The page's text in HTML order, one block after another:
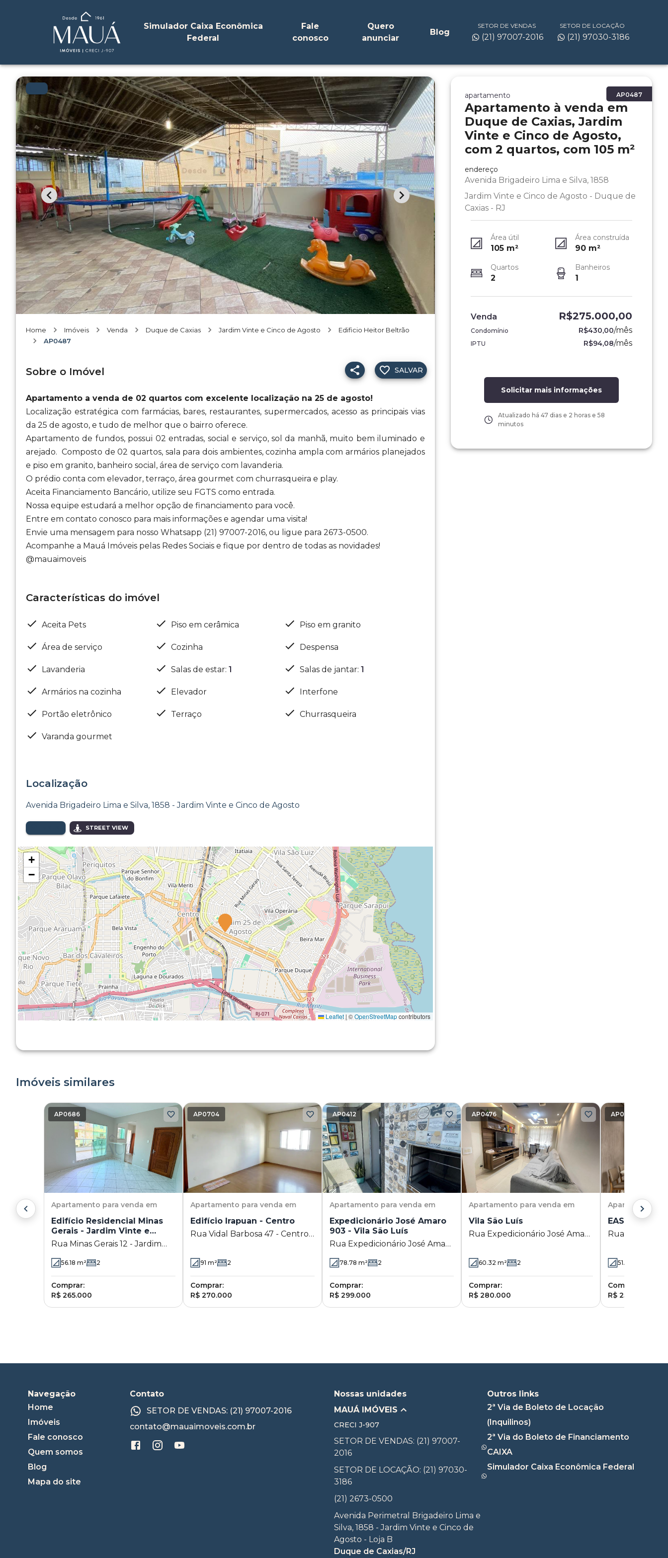
Simulador Caixa Econômica
Federal
Fale
conosco
Quero
anunciar
Blog
SETOR DE VENDAS
(21) 97007-2016
SETOR DE LOCAÇÃO
(21) 97030-3186
Home Imóveis Venda Duque de Caxias Jardim Vinte e Cinco de Agosto
Edificio Heitor Beltrão
AP0487
Sobre o Imóvel
Apartamento a venda de 02 quartos com excelente localização na 25 de agosto!
Localização estratégica com farmácias, bares, restaurantes, supermercados, acesso as principais vias
da 25 de agosto, e tudo de melhor que o bairro oferece.
Apartamento de fundos, possui 02 entradas, social e serviço, sol da manhã, muito bem iluminado e
arejado. Composto de 02 quartos, sala para dois ambientes, cozinha ampla com armários planejados
e piso em granito, banheiro social, área de serviço com lavanderia.
O prédio conta com elevador, terraço, área gourmet com churrasqueira e play.
Aceita Financiamento Bancário, utilize seu FGTS como entrada.
Nossa equipe estudará a melhor opção de financiamento para você.
Entre em contato conosco para mais informações e agendar uma visita!
Envie uma mensagem para nosso Whatsapp (21) 97007-2016, ou ligue para 2673-0500.
Acompanhe a Mauá Imóveis pelas Redes Sociais e fique por dentro de todas as novidades!
@mauaimoveis
SALVAR
Características do imóvel
Aceita Pets Piso em cerâmica Piso em granito
Área de serviço Cozinha Despensa
Lavanderia Salas de estar: 1 Salas de jantar:1
Armários na cozinha Elevador Interfone
Portão eletrônico Terraço Churrasqueira
Varanda gourmet
Localização
Avenida Brigadeiro Lima e Silva, 1858 - Jardim Vinte e Cinco de Agosto
STREET VIEW
+
−
Leaflet | ©OpenStreetMapcontributors
AP0487
apartamento
Apartamento à venda em
Duque de Caxias, Jardim
Vinte e Cinco de Agosto,
com 2 quartos, com 105 m²
endereço
Avenida Brigadeiro Lima e Silva, 1858
Jardim Vinte e Cinco de Agosto - Duque de
Caxias - RJ
Área útil
105m²
Área construída
90 m²
Quartos
2
Banheiros
1
Venda R$275.000,00
Condomínio R$430,00/mês
IPTU R$94,08/mês
Solicitar mais informações
Atualizado há 47 dias e 2 horas e 58
minutos
Imóveis similares
AP0686
Apartamento para venda em
Edifício Residencial Minas
Gerais - Jardim Vinte e
Cinco de Agosto
Rua Minas Gerais 12 - Jardim
Duque de Caxias - RJ
56.18 m² 2
Comprar:
R$ 265.000
AP0704
Apartamento para venda em
Edifício Irapuan - Centro
Rua Vidal Barbosa 47 - Centro -
91 m² 2
Comprar:
R$ 270.000
AP0412
Apartamento para venda em
Expedicionário José Amaro
903 - Vila São Luís
Rua Expedicionário José Amaro
Caxias - RJ
78.78 m² 2
Comprar:
R$ 299.000
AP0476
Apartamento para venda em
Vila São Luís
Rua Expedicionário José Amaro
Caxias - RJ
60.32 m² 2
Comprar:
R$ 280.000
AP0536
Apartamento
EASY LIFE -
Rua Quatorze
- RJ
51.1
Comprar:
R$ 252.000
Navegação
Home
Imóveis
Fale conosco
Quem somos
Blog
Mapa do site
Contato
SETOR DE VENDAS: (21) 97007-2016
contato@mauaimoveis.com.br
Nossas unidades
MAUÁ IMÓVEIS
CRECI J-907
SETOR DE VENDAS: (21) 97007-
2016
SETOR DE LOCAÇÃO: (21) 97030-
3186
(21) 2673-0500
Avenida Perimetral Brigadeiro Lima e
Silva, 1858 - Jardim Vinte e Cinco de
Agosto - Loja B
Duque de Caxias/RJ
Outros links
2ª Via de Boleto de Locação
(Inquilinos)
2ª Via do Boleto de Financiamento
CAIXA
Simulador Caixa Econômica Federal